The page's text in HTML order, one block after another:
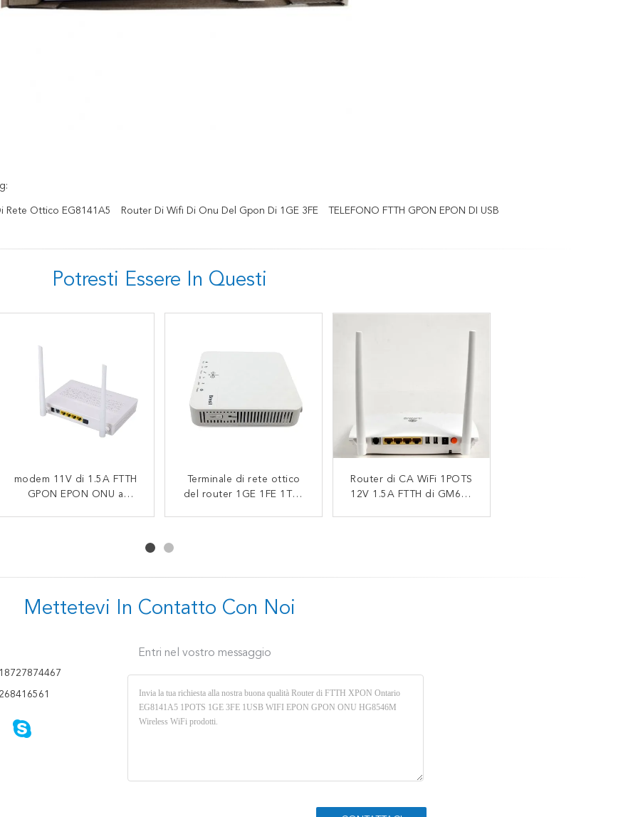
Rete Ottico EG8141A5 Router Di Wifi Di Onu Del Gpon Di 1GE 3FE TELEFONO FTTH GPON EPON DI USB
Potresti Essere In Questi
modem 11V di 1.5A FTTH
GPON EPON ONU a
Terminale di rete ottico
del router 1GE 1FE 1TEL
Router di CA WiFi 1POTS
12V 1.5A FTTH di GM620
Modem compatibile a due
bande dell'OEM AC1200
Modem a due bande
senza fili dell'OEM WiFi
Dual Band Wifi Router
GPON ONU ONT
Mettetevi In ​​contatto Con Noi
Entri nel vostro messaggio